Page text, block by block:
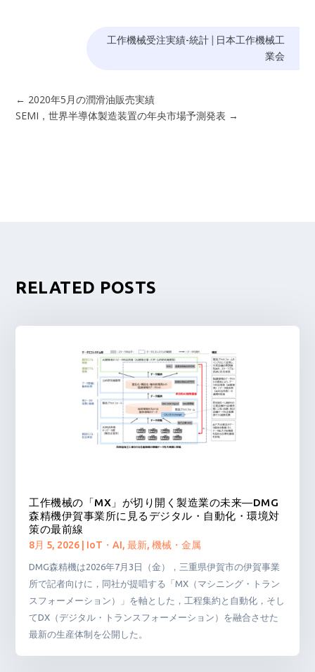
工作機械受注実績-統計|
日本工作機械工
業会
← 2020年5月の潤滑油販売実績
SEMI，世界半導体製造装置の年央市場予測発表 →
RELATED POSTS
工作機械の「MX」が切り開く製造業の未来―DMG
森精機伊賀事業所に見るデジタル・自動化・環境対
策の最前線
8月 5, 2026 | IoT・AI,最新,機械・金属
DMG森精機は2026年7月3日（金），三重県伊賀市の伊賀事業
所で記者向けに，同社が提唱する「MX（マシニング・トラン
スフォーメーション）」を軸とした，工程集約と自動化，そし
てDX（デジタル・トランスフォーメーション）を融合させた
最新の生産体制を公開した。